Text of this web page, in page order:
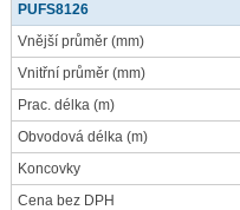
PUFS8126
Vnější průměr (mm)
Vnitřní průměr (mm)
Prac. délka (m)
Obvodová délka (m)
Koncovky
Cena bez DPH